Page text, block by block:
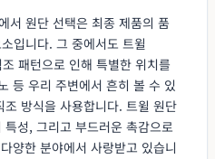
서 원단 선택은 최종 제품의 품
입니다. 그 중에서도 트윌
패턴으로 인해 특별한 위치를
등 우리 주변에서 흔히 볼 수 있
방식을 사용합니다. 트윌 원단
성, 그리고 부드러운 촉감으로
양한 분야에서 사랑받고 있습니